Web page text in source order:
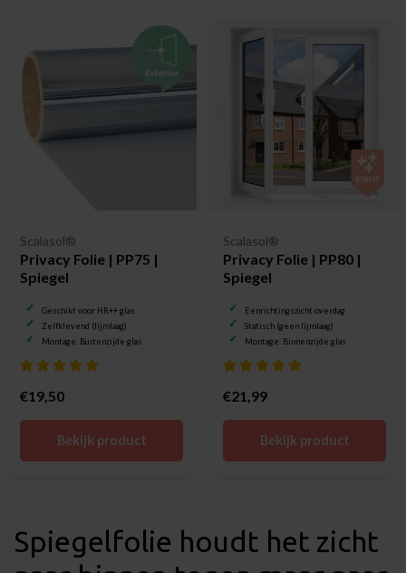
Scalasol®
Privacy Folie | PP75 |
Spiegel
Geschikt voor HR++ glas
Zelfklevend (lijmlaag)
Montage: Buitenzijde glas
€19,50
Bekijk product
Scalasol®
Privacy Folie | PP80 |
Spiegel
Eenrichtingszicht overdag
Statisch (geen lijmlaag)
Montage: Binnenzijde glas
€21,99
Bekijk product
Spiegelfolie houdt het zicht